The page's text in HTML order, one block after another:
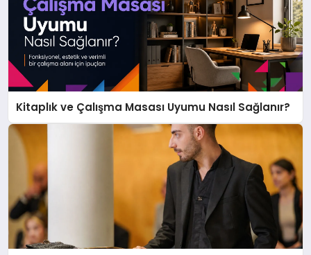
Kitaplık ve Çalışma Masası Uyumu Nasıl Sağlanır?